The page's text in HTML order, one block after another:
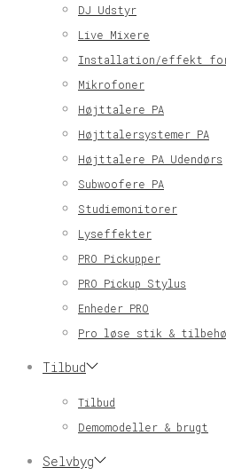
DJ Udstyr
Live Mixere
Installation/effekt
Mikrofoner
Højttalere PA
Højttalersystemer PA
Højttalere PA Udendørs
Subwoofere PA
Studiemonitorer
Lyseffekter
PRO Pickupper
PRO Pickup Stylus
Enheder PRO
Pro løse stik &
Tilbud
Tilbud
Demomodeller & brugt
Selvbyg